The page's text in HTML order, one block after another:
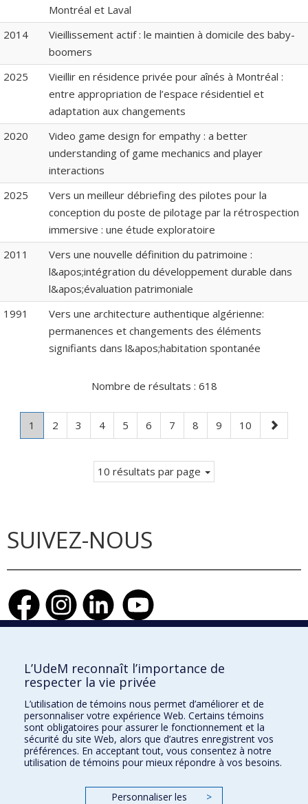
Montréal et Laval
2014
Vieillissement actif : le maintien à domicile des baby-
boomers
2025
Vieillir en résidence privée pour aînés à Montréal :
entre appropriation de l’espace résidentiel et
adaptation aux changements
2020
Video game design for empathy : a better
understanding of game mechanics and player
interactions
2025
Vers un meilleur débriefing des pilotes pour la
conception du poste de pilotage par la rétrospection
immersive : une étude exploratoire
2011
Vers une nouvelle définition du patrimoine :
l&apos;intégration du développement durable dans
l&apos;évaluation patrimoniale
1991
Vers une architecture authentique algérienne:
permanences et changements des éléments
signifiants dans l&apos;habitation spontanée
Nombre de résultats : 618
Page
1
Page
Page
2 Page
3 Page
4 Page
5 Page
6 Page
7 Page
8 Page
9 Page
10
Page
suivante
10 résultats par page
SUIVEZ-NOUS
Faculté de l'aménagement
École d'architecture
École de design
École d'urbanisme et d'architecture de paysage
L’UdeM reconnaît l’importance de
respecter la vie privée
L’utilisation de témoins nous permet d’améliorer et de
personnaliser votre expérience Web. Certains témoins
sont obligatoires pour assurer le fonctionnement et la
sécurité du site Web, alors que d’autres enregistrent vos
préférences. En acceptant tout, vous consentez à notre
utilisation de témoins pour mieux répondre à vos besoins.
Personnaliser les
>